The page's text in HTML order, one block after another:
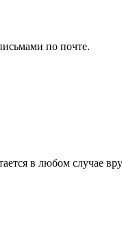
по почте.
в любом случае